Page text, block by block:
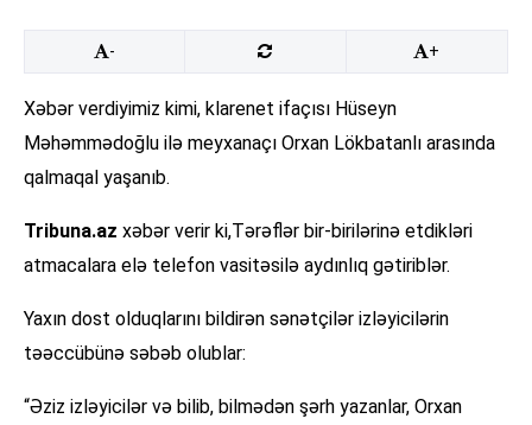
- +
Xəbər verdiyimiz kimi, klarenet ifaçısı Hüseyn
Məhəmmədoğlu ilə meyxanaçı Orxan Lökbatanlı arasında
qalmaqal yaşanıb.
Tribuna.az xəbər verir ki,Tərəflər bir-birilərinə etdikləri
atmacalara elə telefon vasitəsilə aydınlıq gətiriblər.
Yaxın dost olduqlarını bildirən sənətçilər izləyicilərin
təəccübünə səbəb olublar:
“Əziz izləyicilər və bilib, bilmədən şərh yazanlar, Orxan